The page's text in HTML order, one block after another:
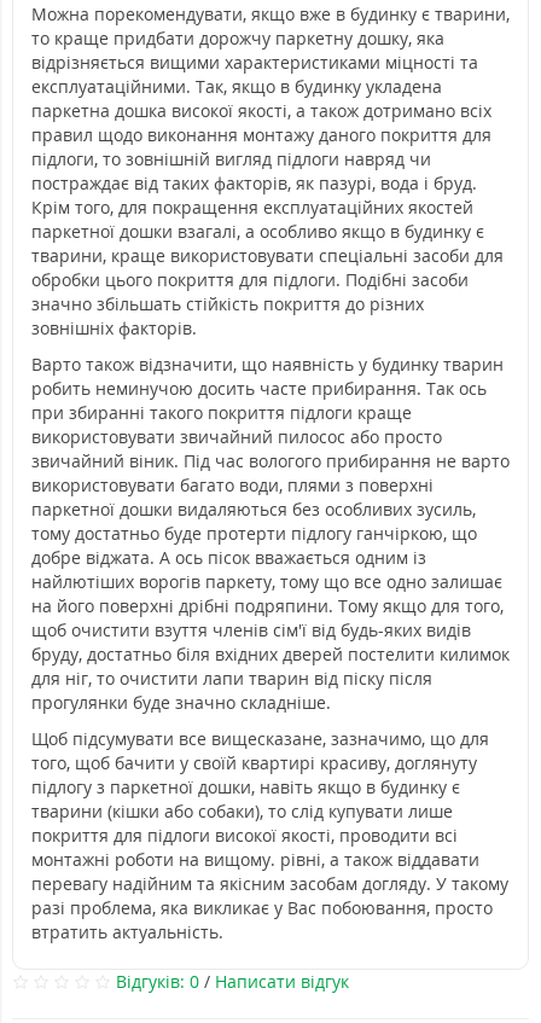
Можна порекомендувати, якщо вже в будинку є тварини,
то краще придбати дорожчу паркетну дошку, яка
відрізняється вищими характеристиками міцності та
експлуатаційними. Так, якщо в будинку укладена
паркетна дошка високої якості, а також дотримано всіх
правил щодо виконання монтажу даного покриття для
підлоги, то зовнішній вигляд підлоги навряд чи
постраждає від таких факторів, як пазурі, вода і бруд.
Крім того, для покращення експлуатаційних якостей
паркетної дошки взагалі, а особливо якщо в будинку є
тварини, краще використовувати спеціальні засоби для
обробки цього покриття для підлоги. Подібні засоби
значно збільшать стійкість покриття до різних
зовнішніх факторів.
Варто також відзначити, що наявність у будинку тварин
робить неминучою досить часте прибирання. Так ось
при збиранні такого покриття підлоги краще
використовувати звичайний пилосос або просто
звичайний віник. Під час вологого прибирання не варто
використовувати багато води, плями з поверхні
паркетної дошки видаляються без особливих зусиль,
тому достатньо буде протерти підлогу ганчіркою, що
добре віджата. А ось пісок вважається одним із
найлютіших ворогів паркету, тому що все одно залишає
на його поверхні дрібні подряпини. Тому якщо для того,
щоб очистити взуття членів сім'ї від будь-яких видів
бруду, достатньо біля вхідних дверей постелити килимок
для ніг, то очистити лапи тварин від піску після
прогулянки буде значно складніше.
Щоб підсумувати все вищесказане, зазначимо, що для
того, щоб бачити у своїй квартирі красиву, доглянуту
підлогу з паркетної дошки, навіть якщо в будинку є
тварини (кішки або собаки), то слід купувати лише
покриття для підлоги високої якості, проводити всі
монтажні роботи на вищому. рівні, а також віддавати
перевагу надійним та якісним засобам догляду. У такому
разі проблема, яка викликає у Вас побоювання, просто
втратить актуальність.
Відгуків: 0/ Написати відгук